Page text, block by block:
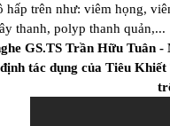
hấp trên như: viêm họng,
thanh, polyp thanh quản,...
GS.TS Trần Hữu Tuân
tác dụng của Tiêu